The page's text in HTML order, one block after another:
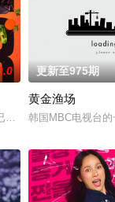
韩国料理界闯出名号
更新至975期
黄金渔场
韩国MBC电视台